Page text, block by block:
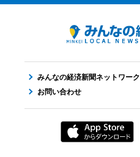
みんなの経済新聞ネットワーク
お問い合わせ